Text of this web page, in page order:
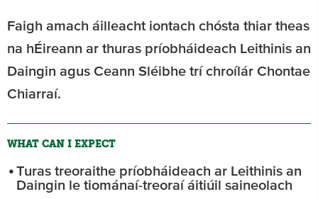
Faigh amach áilleacht iontach chósta thiar theas
na hÉireann ar thuras príobháideach Leithinis an
Daingin agus Ceann Sléibhe trí chroílár Chontae
Chiarraí.
WHAT CAN I EXPECT
Turas treoraithe príobháideach ar Leithinis an
Daingin le tiománaí-treoraí áitiúil saineolach